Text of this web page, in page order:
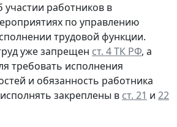
участии работников в
по управлению
трудовой функции.
уже запрещен ст. 4 ТК РФ, а
требовать исполнения
и обязанность работника
закреплены в ст. 21 и 22